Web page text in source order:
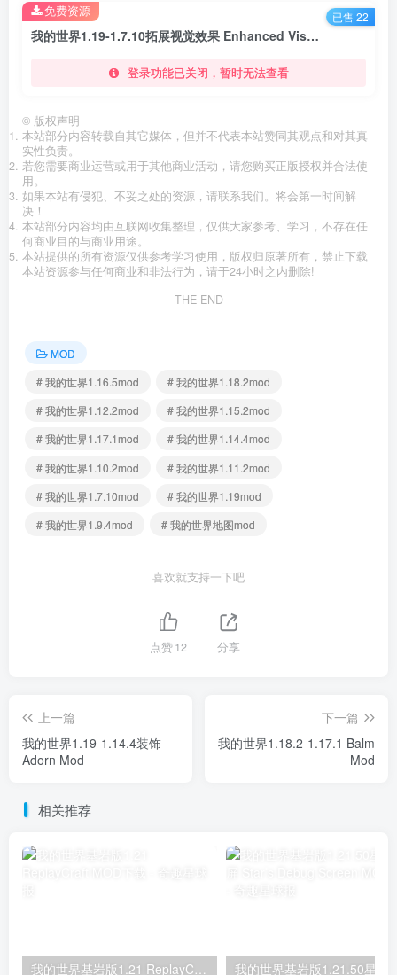
我的世界1.19-1.7.10拓展视觉效果 Enhanced Visuals Mod
登录功能已关闭，暂时无法查看
免费资源 已售 22
© 版权声明
本站部分内容转载自其它媒体，但并不代表本站赞同其观点和对其真
实性负责。
若您需要商业运营或用于其他商业活动，请您购买正版授权并合法使
用。
如果本站有侵犯、不妥之处的资源，请联系我们。将会第一时间解
决！
本站部分内容均由互联网收集整理，仅供大家参考、学习，不存在任
何商业目的与商业用途。
本站提供的所有资源仅供参考学习使用，版权归原著所有，禁止下载
本站资源参与任何商业和非法行为，请于24小时之内删除!
THE END
MOD
# 我的世界1.16.5mod
# 我的世界1.18.2mod
# 我的世界1.12.2mod
# 我的世界1.15.2mod
# 我的世界1.17.1mod
# 我的世界1.14.4mod
# 我的世界1.10.2mod
# 我的世界1.11.2mod
# 我的世界1.7.10mod
# 我的世界1.19mod
# 我的世界1.9.4mod
# 我的世界地图mod
喜欢就支持一下吧
点赞12 分享
上一篇
我的世界1.19-1.14.4装饰
Adorn Mod
下一篇
我的世界1.18.2-1.17.1 Balm
Mod
相关推荐